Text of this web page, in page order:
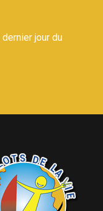
jour du